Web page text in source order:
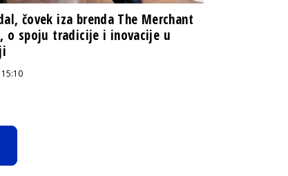
čovek iza brenda The Merchant
o spoju tradicije i inovacije u